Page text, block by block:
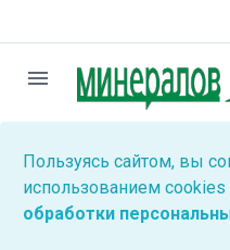
menu
Пользуясь сайтом, вы
использованием cookies
обработки